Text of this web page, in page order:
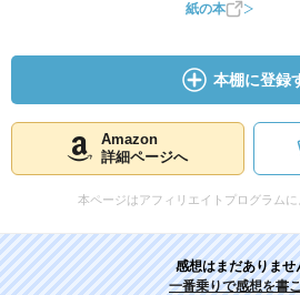
紙の本
本棚に登録
Amazon
詳細ページへ
本ページはアフィリエイトプログラム
感想はまだありませ
一番乗りで感想を書